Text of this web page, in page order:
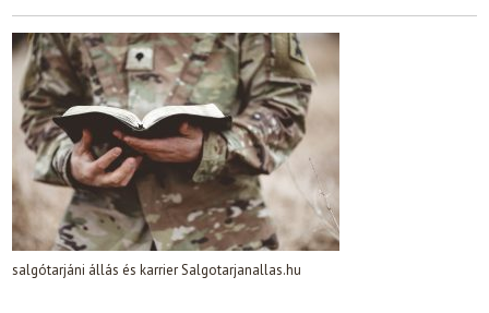
salgótarjáni állás és karrier Salgotarjanallas.hu